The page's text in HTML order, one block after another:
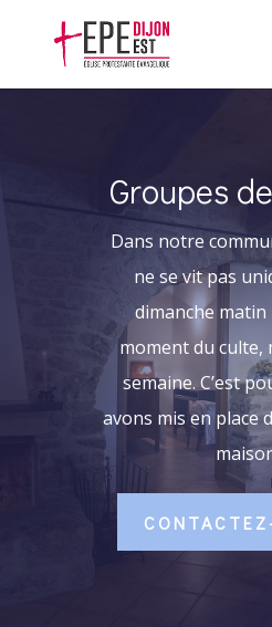
Groupes
Dans notre
ne se vit pas
dimanche
moment du culte,
semaine. C’est
avons mis en place